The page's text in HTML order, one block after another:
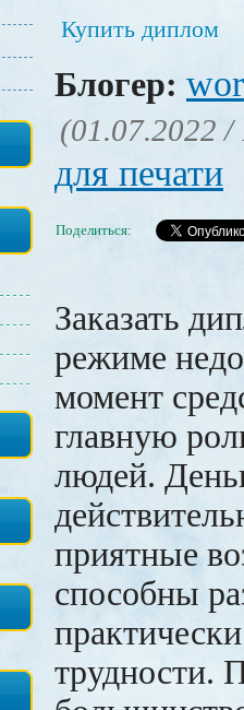
Купить диплом
Блогер:
(01.07.2022 /
для печати
Поделиться:
Заказать
режиме
момент
главную
людей.
приятные
способны
трудности.